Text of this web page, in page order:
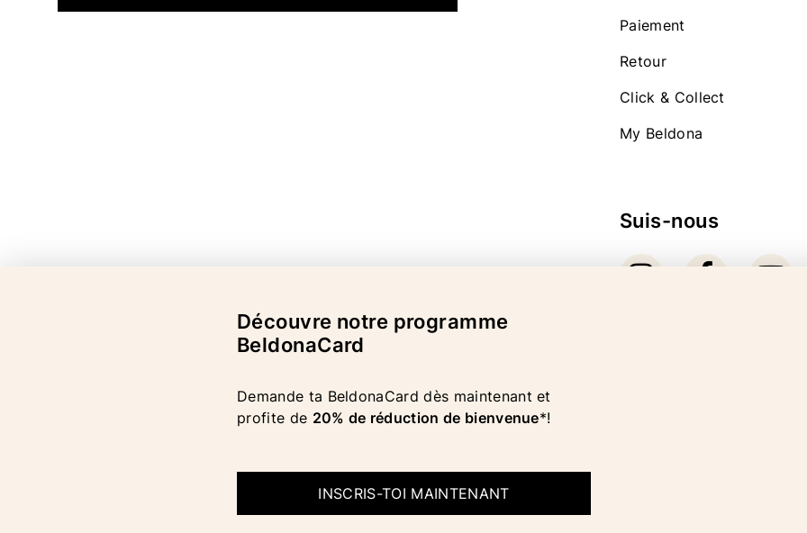
Paiement
Retour
Click & Collect
My Beldona
Suis-nous
Découvre notre programme
BeldonaCard
Demande ta BeldonaCard dès maintenant et
profite de 20% de réduction de bienvenue*!
INSCRIS-TOI MAINTENANT